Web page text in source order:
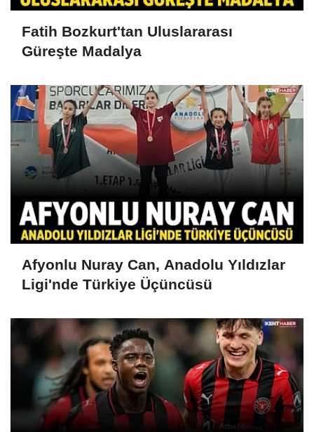
Fatih Bozkurt'tan Uluslararası
Güreşte Madalya
Afyonlu Nuray Can, Anadolu Yıldızlar
Ligi'nde Türkiye Üçüncüsü